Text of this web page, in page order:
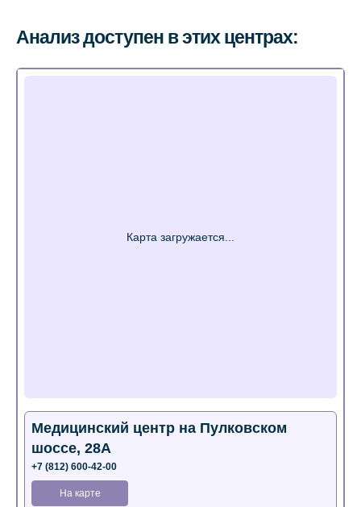
Анализ доступен в этих центрах:
Медицинский центр на Пулковском
шоссе, 28А
+7 (812) 600-42-00
На карте